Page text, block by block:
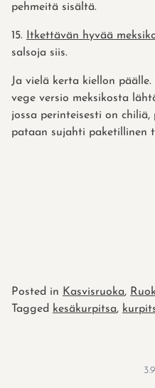
pehmeitä sisältä.
15. Itkettävän hyvää
salsoja siis.
Ja vielä kerta kiellon päälle.
vege versio meksikosta
jossa perinteisesti on
pataan sujahti paketillinen
Posted in Kasvisruoka,
Tagged kesäkurpitsa,